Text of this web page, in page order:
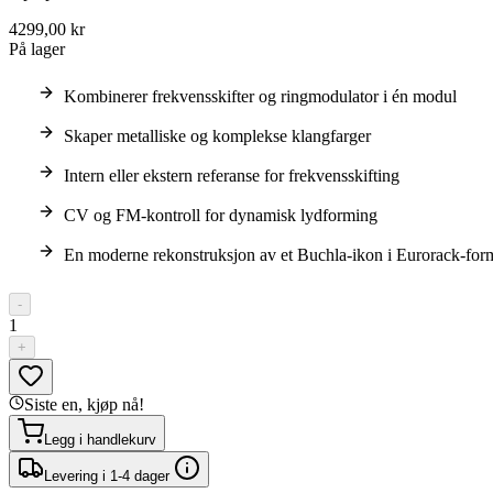
4299,00 kr
På lager
Kombinerer frekvensskifter og ringmodulator i én modul
Skaper metalliske og komplekse klangfarger
Intern eller ekstern referanse for frekvensskifting
CV og FM-kontroll for dynamisk lydforming
En moderne rekonstruksjon av et Buchla-ikon i Eurorack-
-
1
+
Siste en, kjøp nå!
Legg i handlekurv
Levering i 1-4 dager